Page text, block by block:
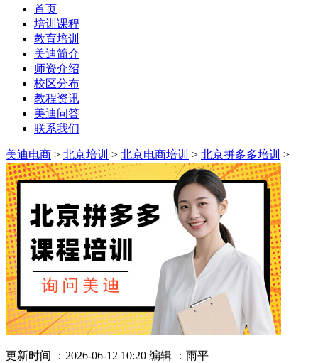
首页
培训课程
教育培训
美迪简介
师资介绍
校区分布
教程资讯
美迪问答
联系我们
美迪电商 > 北京培训 > 北京电商培训 > 北京拼多多培训 >
更新时间 ：2026-06-12 10:20 编辑 ：雨平